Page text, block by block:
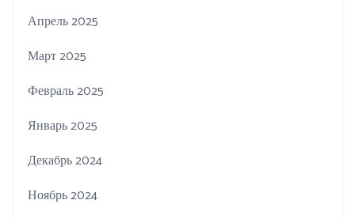
Апрель 2025
Март 2025
Февраль 2025
Январь 2025
Декабрь 2024
Ноябрь 2024